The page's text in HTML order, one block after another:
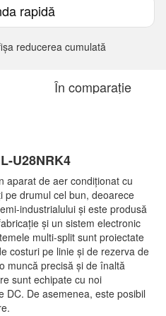
rapidă
reducerea cumulată
În comparație
U28NRK4
aparat de aer condiționat cu
pe drumul cel bun, deoarece
industrialului și este produsă
și un sistem electronic
multi-split sunt proiectate
costuri pe linie și de rezerva de
muncă precisă și de înaltă
sunt echipate cu noi
DC. De asemenea, este posibil